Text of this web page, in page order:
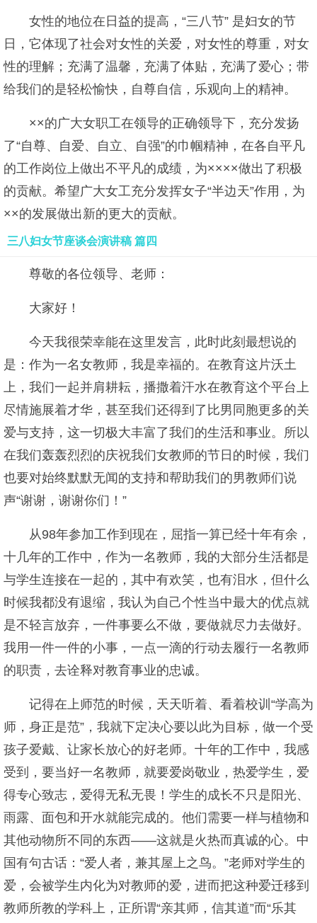
女性的地位在日益的提高，“三八节” 是妇女的节
日，它体现了社会对女性的关爱，对女性的尊重，对女
性的理解；充满了温馨，充满了体贴，充满了爱心；带
给我们的是轻松愉快，自尊自信，乐观向上的精神。
××的广大女职工在领导的正确领导下，充分发扬
了“自尊、自爱、自立、自强”的巾帼精神，在各自平凡
的工作岗位上做出不平凡的成绩，为××××做出了积极
的贡献。希望广大女工充分发挥女子“半边天”作用，为
××的发展做出新的更大的贡献。
三八妇女节座谈会演讲稿 篇四
尊敬的各位领导、老师：
大家好！
今天我很荣幸能在这里发言，此时此刻最想说的
是：作为一名女教师，我是幸福的。在教育这片沃土
上，我们一起并肩耕耘，播撒着汗水在教育这个平台上
尽情施展着才华，甚至我们还得到了比男同胞更多的关
爱与支持，这一切极大丰富了我们的生活和事业。所以
在我们轰轰烈烈的庆祝我们女教师的节日的时候，我们
也要对始终默默无闻的支持和帮助我们的男教师们说
声“谢谢，谢谢你们！”
从98年参加工作到现在，屈指一算已经十年有余，
十几年的工作中，作为一名教师，我的大部分生活都是
与学生连接在一起的，其中有欢笑，也有泪水，但什么
时候我都没有退缩，我认为自己个性当中最大的优点就
是不轻言放弃，一件事要么不做，要做就尽力去做好。
我用一件一件的小事，一点一滴的行动去履行一名教师
的职责，去诠释对教育事业的忠诚。
记得在上师范的时候，天天听着、看着校训“学高为
师，身正是范”，我就下定决心要以此为目标，做一个受
孩子爱戴、让家长放心的好老师。十年的工作中，我感
受到，要当好一名教师，就要爱岗敬业，热爱学生，爱
得专心致志，爱得无私无畏！学生的成长不只是阳光、
雨露、面包和开水就能完成的。他们需要一样与植物和
其他动物所不同的东西——这就是火热而真诚的心。中
国有句古话：“爱人者，兼其屋上之鸟。”老师对学生的
爱，会被学生内化为对教师的爱，进而把这种爱迁移到
教师所教的学科上，正所谓“亲其师，信其道”而“乐其